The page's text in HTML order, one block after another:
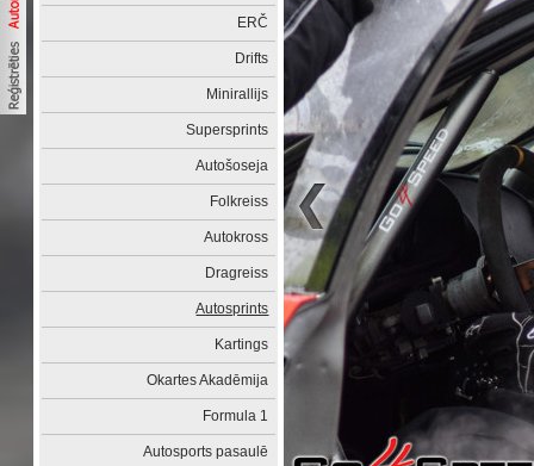
ERČ
Drifts
Minirallijs
Supersprints
Autošoseja
Folkreiss
Autokross
Dragreiss
Autosprints
Kartings
Okartes Akadēmija
Formula 1
Autosports pasaulē